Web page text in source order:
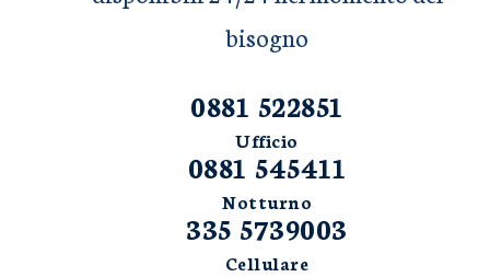
bisogno
0881 522851
Ufficio
0881 545411
Notturno
335 5739003
Cellulare